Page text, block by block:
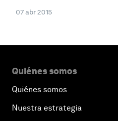
07 abr 2015
Quiénes somos
Quiénes somos
Nuestra estrategia